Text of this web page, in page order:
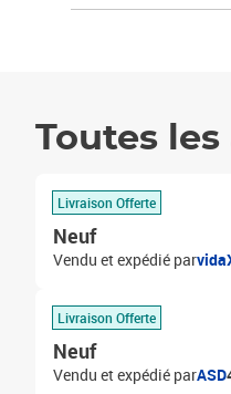
Toutes
Livraison Offerte
Neuf
Vendu et expédié par
Livraison Offerte
Neuf
Vendu et expédié parASD